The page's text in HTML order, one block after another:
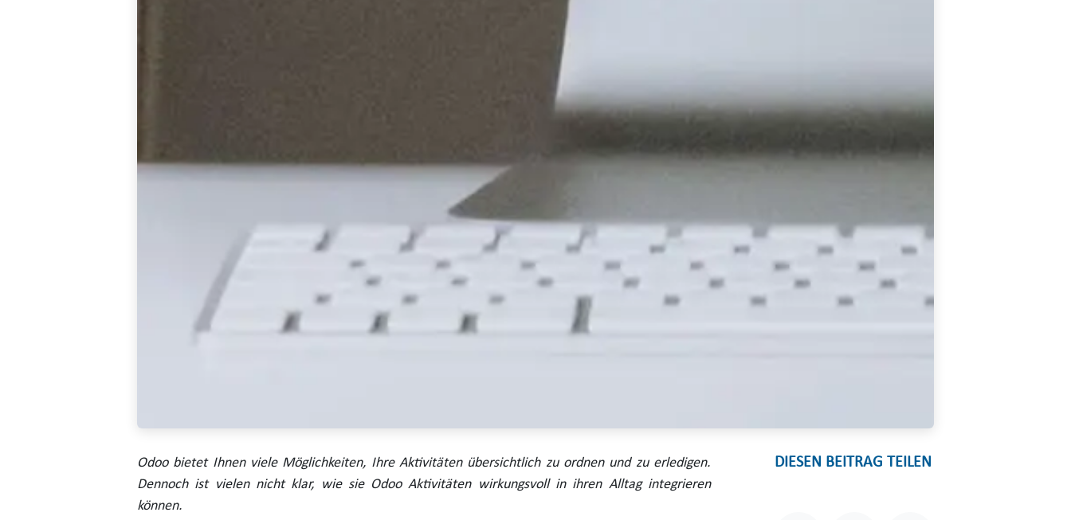
Odoo bietet Ihnen viele Möglichkeiten, Ihre Aktivitäten übersichtlich zu ordnen und zu erledigen.
Dennoch ist vielen nicht klar, wie sie Odoo Aktivitäten wirkungsvoll in ihren Alltag integrieren
können.
DIESEN BEITRAG TEILEN